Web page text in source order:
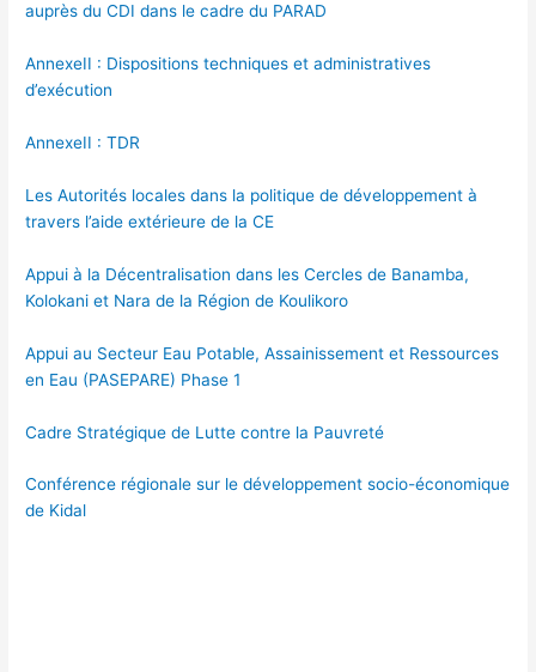
auprès du CDI dans le cadre du PARAD
AnnexeII : Dispositions techniques et administratives
d’exécution
AnnexeII : TDR
Les Autorités locales dans la politique de développement à
travers l’aide extérieure de la CE
Appui à la Décentralisation dans les Cercles de Banamba,
Kolokani et Nara de la Région de Koulikoro
Appui au Secteur Eau Potable, Assainissement et Ressources
en Eau (PASEPARE) Phase 1
Cadre Stratégique de Lutte contre la Pauvreté
Conférence régionale sur le développement socio-économique
de Kidal